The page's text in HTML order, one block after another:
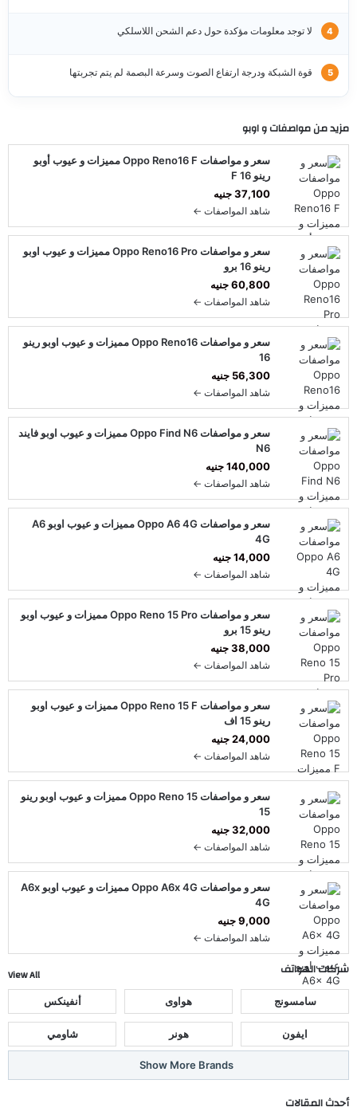
لا توجد معلومات مؤكدة حول دعم الشحن اللاسلكي
قوة الشبكة ودرجة ارتفاع الصوت وسرعة البصمة لم يتم تجربتها
مزيد من مواصفات واوبو
سعر و مواصفات Oppo Reno16 F مميزات و عيوب أوبو
رينو 16 F
37,100 جنيه
شاهد المواصفات ←
سعر و مواصفات Oppo Reno16 Pro مميزات و عيوب اوبو
رينو 16 برو
60,800 جنيه
شاهد المواصفات ←
سعر و مواصفات Oppo Reno16 مميزات و عيوب اوبو رينو
16
56,300 جنيه
شاهد المواصفات ←
سعر و مواصفات Oppo Find N6 مميزات و عيوب اوبو فايند
N6
140,000 جنيه
شاهد المواصفات ←
سعر و مواصفات Oppo A6 4G مميزات و عيوب اوبو A6
4G
14,000 جنيه
شاهد المواصفات ←
سعر و مواصفات Oppo Reno 15 Pro مميزات و عيوب اوبو
رينو 15 برو
38,000 جنيه
شاهد المواصفات ←
سعر و مواصفات Oppo Reno 15 F مميزات و عيوب اوبو
رينو 15 اف
24,000 جنيه
شاهد المواصفات ←
سعر و مواصفات Oppo Reno 15 مميزات و عيوب اوبو رينو
15
32,000 جنيه
شاهد المواصفات ←
سعر و مواصفات Oppo A6x 4G مميزات و عيوب اوبو A6x
4G
9,000 جنيه
شاهد المواصفات ←
شركات الهواتف View All
سامسونج هواوى أنفينكس
ايفون هونر شاومي
Show More Brands
أحدث المقالات